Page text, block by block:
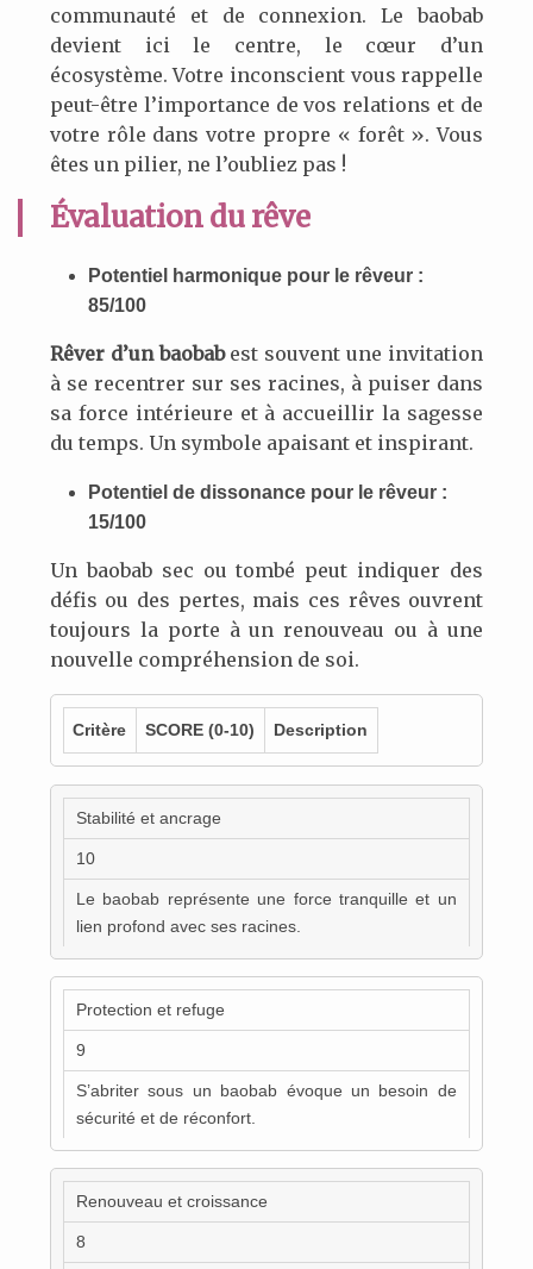
communauté et de connexion. Le baobab
devient ici le centre, le cœur d’un
écosystème. Votre inconscient vous rappelle
peut-être l’importance de vos relations et de
votre rôle dans votre propre « forêt ». Vous
êtes un pilier, ne l’oubliez pas !
Évaluation du rêve
Potentiel harmonique pour le rêveur :
85/100
Rêver d’un baobabest souvent une invitation
à se recentrer sur ses racines, à puiser dans
sa force intérieure et à accueillir la sagesse
du temps. Un symbole apaisant et inspirant.
Potentiel de dissonance pour le rêveur :
15/100
Un baobab sec ou tombé peut indiquer des
défis ou des pertes, mais ces rêves ouvrent
toujours la porte à un renouveau ou à une
nouvelle compréhension de soi.
Critère SCORE (0-10) Description
Stabilité et ancrage
10
Le baobab représente une force tranquille et un
lien profond avec ses racines.
Protection et refuge
9
S’abriter sous un baobab évoque un besoin de
sécurité et de réconfort.
Renouveau et croissance
8